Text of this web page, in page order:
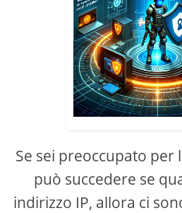
Se sei preoccupato per
può succedere se
indirizzo IP, allora ci